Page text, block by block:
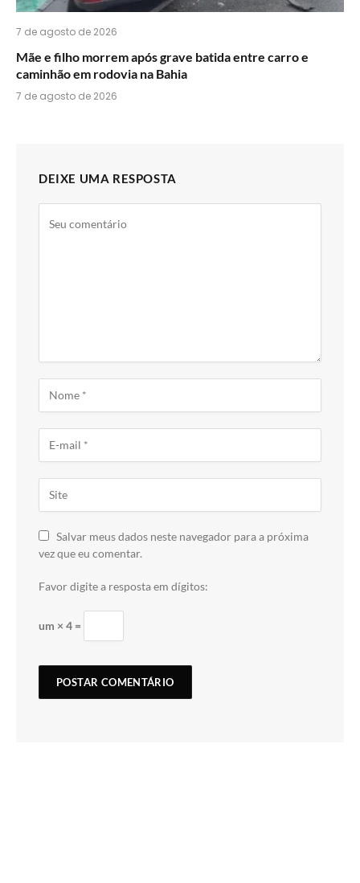
7 de agosto de 2026
Mãe e filho morrem após grave batida entre carro e
caminhão em rodovia na Bahia
7 de agosto de 2026
DEIXE UMA RESPOSTA
Salvar meus dados neste navegador para a próxima
vez que eu comentar.
Favor digite a resposta em dígitos:
um × 4 =